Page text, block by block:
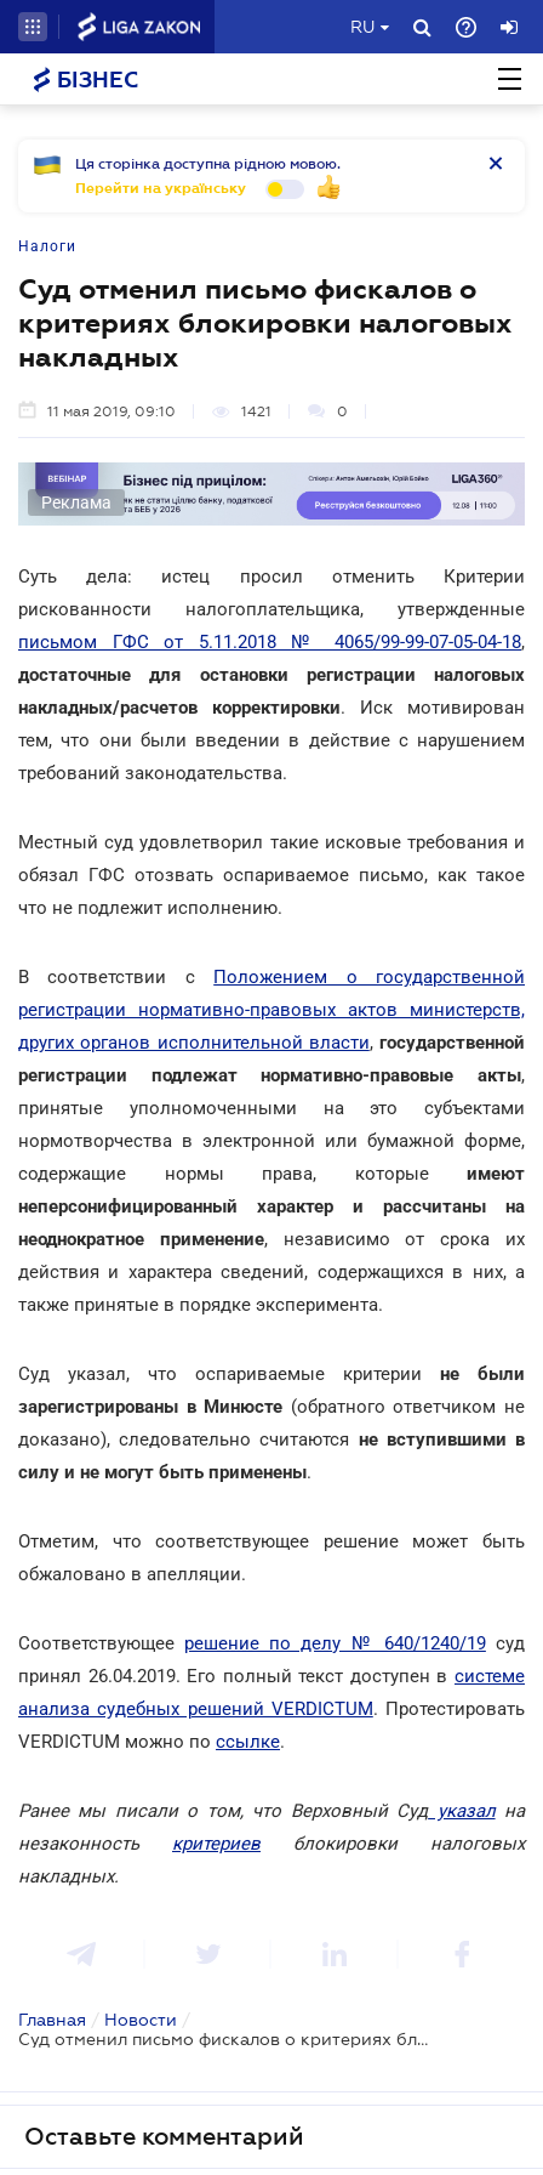
RU
БІЗНЕС
Ця сторінка доступна рідною мовою.
Перейти на українську
Налоги
Суд отменил письмо фискалов о
критериях блокировки налоговых
накладных
11 мая 2019, 09:10 1421 0
Реклама
Суть дела: истец просил отменить Критерии
рискованности налогоплательщика, утвержденные
письмом ГФС от 5.11.2018 № 4065/99-99-07-05-04-18,
достаточные для остановки регистрации налоговых
накладных/расчетов корректировки. Иск мотивирован
тем, что они были введении в действие с нарушением
требований законодательства.
Местный суд удовлетворил такие исковые требования и
обязал ГФС отозвать оспариваемое письмо, как такое
что не подлежит исполнению.
В соответствии с Положением о государственной
регистрации нормативно-правовых актов министерств,
других органов исполнительной власти, государственной
регистрации
подлежат нормативно-правовые акты,
принятые уполномоченными на это субъектами
нормотворчества в электронной или бумажной форме,
содержащие нормы права, которые имеют
неперсонифицированный характер и рассчитаны на
неоднократное применение, независимо от срока их
действия и характера сведений, содержащихся в них, а
также принятые в порядке эксперимента.
Суд указал, что оспариваемые критерии не были
зарегистрированы в Минюсте (обратного ответчиком не
доказано), следовательно считаются не вступившими в
силу и не могут быть применены.
Отметим, что соответствующее решение может быть
обжаловано в апелляции.
Соответствующее решение по делу № 640/1240/19суд
принял 26.04.2019. Его полный текст доступен в системе
анализа судебных решений VERDICTUM. Протестировать
VERDICTUM можно по ссылке.
Ранее мы писали о том, что Верховный Судуказална
незаконность критериев блокировки налоговых
накладных.
Главная / Новости /
Суд отменил письмо фискалов о критериях блокировки налоговых накладных
Оставьте комментарий